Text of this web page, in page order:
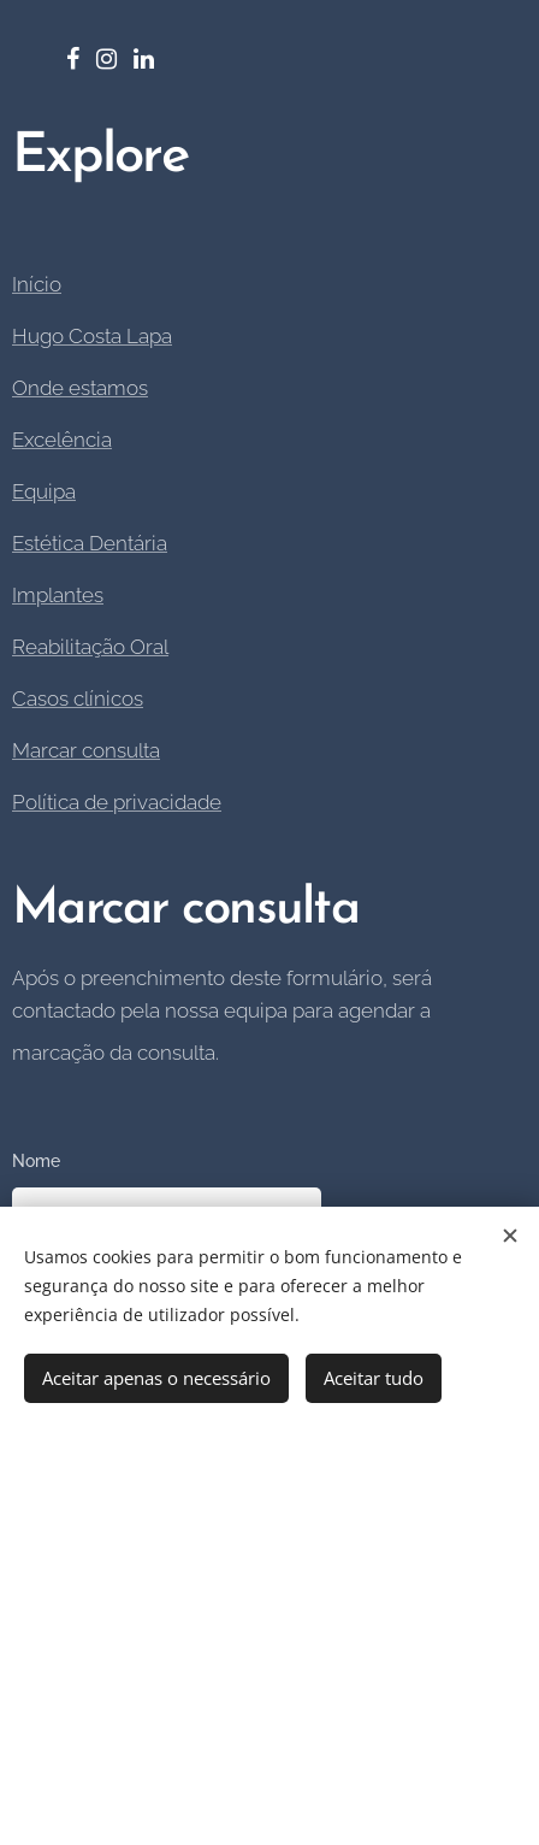
Explore
Início
Hugo Costa Lapa
Onde estamos
Excelência
Equipa
Estética Dentária
Implantes
Reabilitação Oral
Casos clínicos
Marcar consulta
Política de privacidade
Marcar consulta
Após o preenchimento deste formulário, será
contactado pela nossa equipa para agendar a
marcação da consulta.
Nome
E-mail
Telefone
Usamos cookies para permitir o bom funcionamento e
segurança do nosso site e para oferecer a melhor
experiência de utilizador possível.
Aceitar apenas o necessário Aceitar tudo